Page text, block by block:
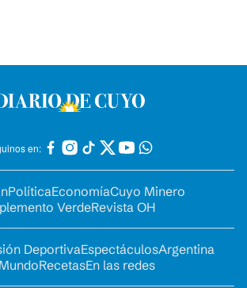
en:
PolíticaEconomíaCuyo Minero
VerdeRevista OH
DeportivaEspectáculosArgentina
RecetasEn las redes